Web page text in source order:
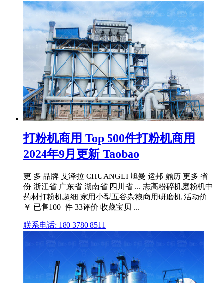
打粉机商用 Top 500件打粉机商用
2024年9月更新 Taobao
更 多 品牌 艾泽拉 CHUANGLI 旭曼 运邦 鼎历 更多 省
份 浙江省 广东省 湖南省 四川省 ... 志高粉碎机磨粉机中
药材打粉机超细 家用小型五谷杂粮商用研磨机 活动价
￥ 已售100+件 33评价 收藏宝贝 ...
联系电话: 180 3780 8511